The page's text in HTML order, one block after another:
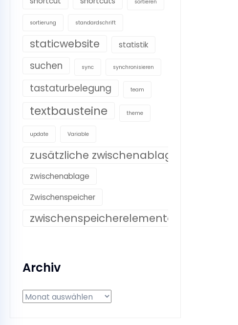
sortieren
sortierung standardschrift
staticwebsite statistik
suchen sync synchronisieren
tastaturbelegung team
textbausteine theme
update Variable
zusätzliche zwischenablage
zwischenablage
Zwischenspeicher
zwischenspeicherelemente
Archiv
Archiv